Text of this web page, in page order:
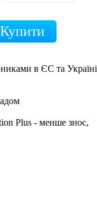
в ЄС та Україні
Plus - менше знос,